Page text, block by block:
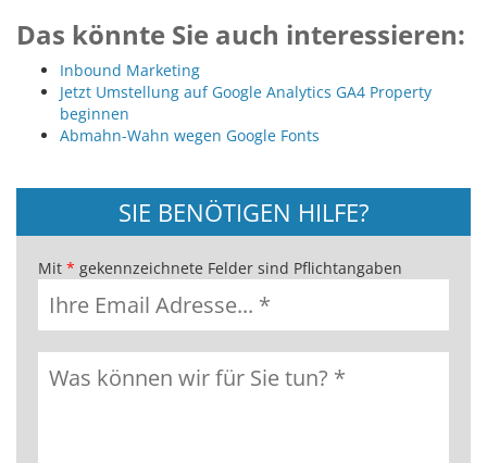
Das könnte Sie auch interessieren:
Inbound Marketing
Jetzt Umstellung auf Google Analytics GA4 Property
beginnen
Abmahn-Wahn wegen Google Fonts
SIE BENÖTIGEN HILFE?
Mit * gekennzeichnete Felder sind Pflichtangaben